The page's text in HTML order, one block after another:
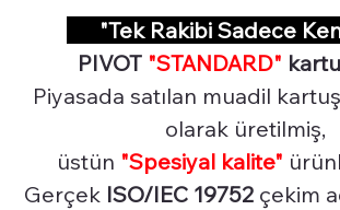
"Tek Rakibi Sadece
PIVOT "STANDARD"
Piyasada satılan muadil
olarak üretilmiş,
üstün "Spesiyal kalite"
Gerçek ISO/IEC 19752 çekim